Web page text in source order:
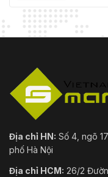
Địa chỉ HN: Số 4, ngõ
phố Hà Nội
Địa chỉ HCM: 26/2